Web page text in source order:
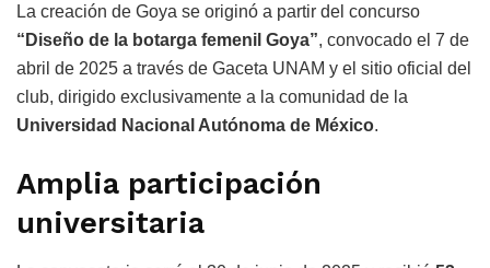
La creación de Goya se originó a partir del concurso
“Diseño de la botarga femenil Goya”, convocado el 7 de
abril de 2025 a través de Gaceta UNAM y el sitio oficial del
club, dirigido exclusivamente a la comunidad de la
Universidad Nacional Autónoma de México.
Amplia participación
universitaria